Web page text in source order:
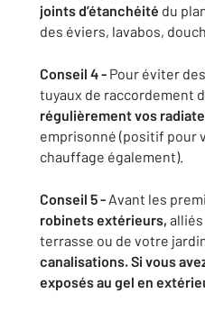
joints d’étanchéité du
des éviers, lavabos,
Conseil 4 - Pour éviter
tuyaux de raccordement
régulièrement vos
emprisonné (positif pour
chauffage également).
Conseil 5 - Avant les
robinets extérieurs,
terrasse ou de votre
canalisations. Si vous
exposés au gel en